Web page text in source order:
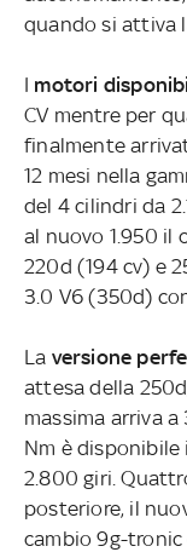
quando si attiva
I motori
CV mentre per
finalmente
12 mesi nella
del 4 cilindri da
al nuovo 1.950 il
220d (194 cv) e
3.0 V6 (350d)
La versione
attesa della
massima arriva
Nm è
2.800 giri.
posteriore, il
cambio 9g-